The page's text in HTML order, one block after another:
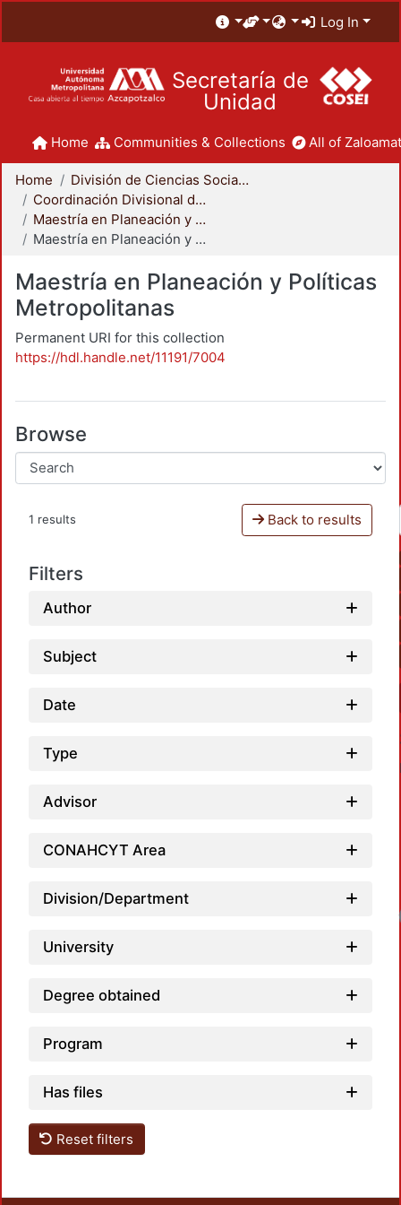
Log In
Secretaría de
Unidad
Home Communities & Collections All of
Home
División de Ciencias Sociales y Humanidades
Coordinación Divisional de Posgrado
Maestría en Planeación y Políticas Metropolitanas
Maestría en Planeación y Políticas Metropolitanas
Maestría en Planeación y Políticas
Metropolitanas
Permanent URI for this collection
https://hdl.handle.net/11191/7004
Browse
1 results Back to results
Filters
Author
Subject
Date
Type
Advisor
CONAHCYT Area
Division/Department
University
Degree obtained
Program
Has files
Reset filters